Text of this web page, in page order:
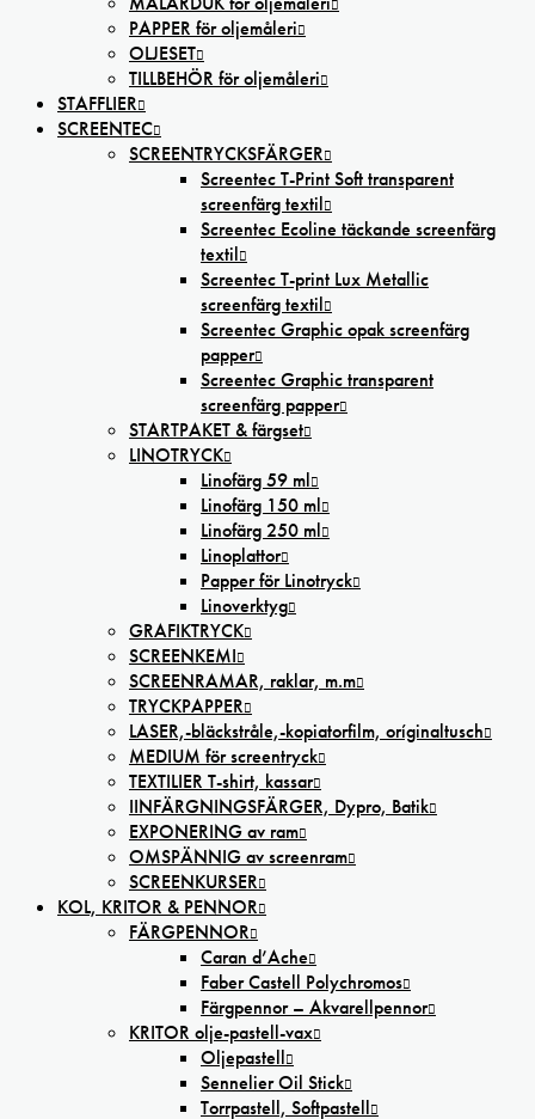
PAPPER för oljemåleri
OLJESET
TILLBEHÖR för oljemåleri
STAFFLIER
SCREENTEC
SCREENTRYCKSFÄRGER
Screentec T-Print Soft transparent
screenfärg textil
Screentec Ecoline täckande screenfärg
textil
Screentec T-print Lux Metallic
screenfärg textil
Screentec Graphic opak screenfärg
papper
Screentec Graphic transparent
screenfärg papper
STARTPAKET & färgset
LINOTRYCK
Linofärg 59 ml
Linofärg 150 ml
Linofärg 250 ml
Linoplattor
Papper för Linotryck
Linoverktyg
GRAFIKTRYCK
SCREENKEMI
SCREENRAMAR, raklar, m.m
TRYCKPAPPER
LASER,-bläckstråle,-kopiatorfilm, oríginaltusch
MEDIUM för screentryck
TEXTILIER T-shirt, kassar
IINFÄRGNINGSFÄRGER, Dypro, Batik
EXPONERING av ram
OMSPÄNNIG av screenram
SCREENKURSER
KOL, KRITOR & PENNOR
FÄRGPENNOR
Caran d’Ache
Faber Castell Polychromos
Färgpennor – Akvarellpennor
KRITOR olje-pastell-vax
Oljepastell
Sennelier Oil Stick
Torrpastell, Softpastell